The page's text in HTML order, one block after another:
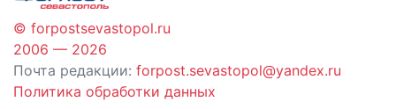
© forpostsevastopol.ru
2006 — 2026
Почта редакции: forpost.sevastopol@yandex.ru
Политика обработки данных